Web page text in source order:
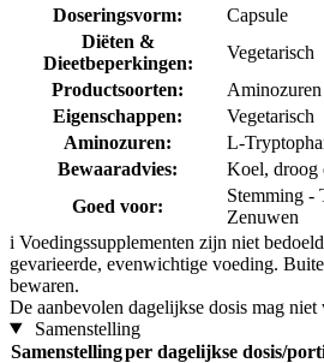
Doseringsvorm:
Capsule
Diëten &
Dieetbeperkingen:
Vegetarisch
Productsoorten:
Aminozuren
Eigenschappen:
Vegetarisch
Aminozuren:
L-
Bewaaradvies:
Koel, droog
Goed voor:
Stemming -
Zenuwen
i Voedingssupplementen zijn niet
gevarieerde, evenwichtige voeding.
bewaren.
De aanbevolen dagelijkse dosis mag niet
Samenstelling
Samenstellingper dagelijkse dosis/